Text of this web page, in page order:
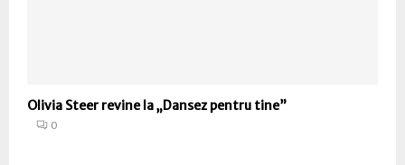
Olivia Steer revine la „Dansez pentru tine”
0